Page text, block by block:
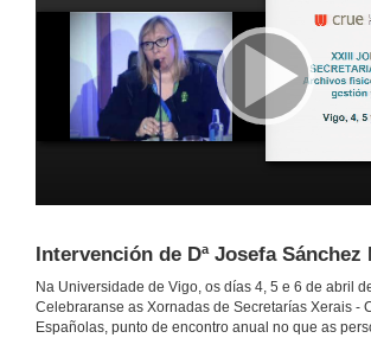
Intervención de Dª Josefa
Na Universidade de Vigo, os días 4, 5 e 6 de abril de
Celebraranse as Xornadas de Secretarías Xerais -
Españolas, punto de encontro anual no que as